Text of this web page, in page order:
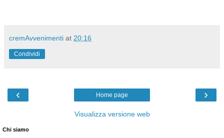
cremAvvenimenti at 20:16
Condividi
‹ ›
Home page
Visualizza versione web
Chi siamo